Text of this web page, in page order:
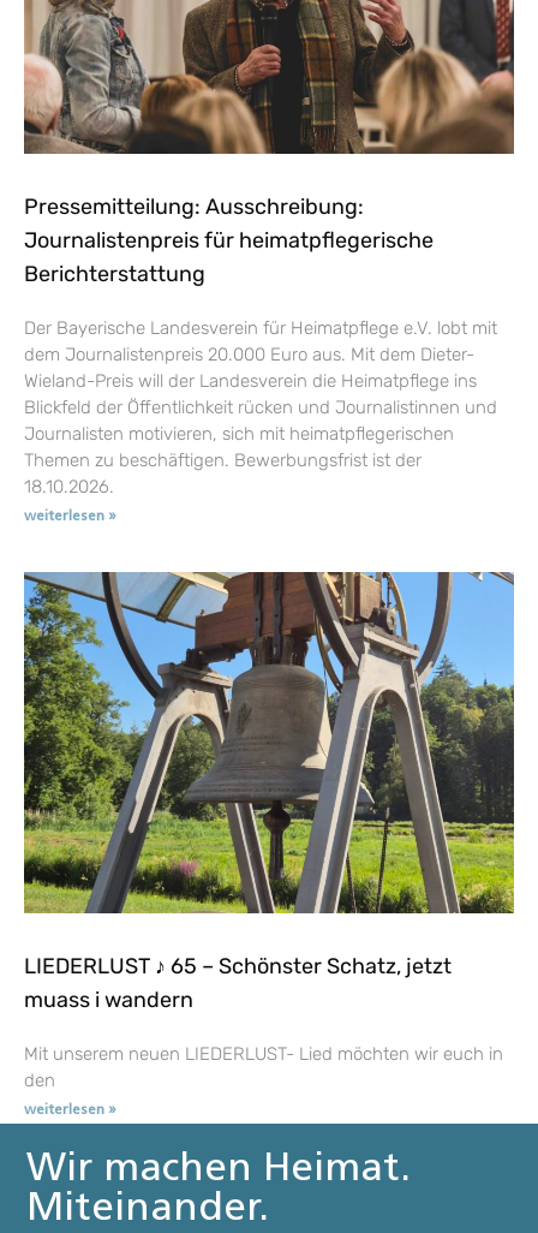
Pressemitteilung: Ausschreibung:
Journalistenpreis für heimatpflegerische
Berichterstattung
Der Bayerische Landesverein für Heimatpflege e.V. lobt mit
dem Journalistenpreis 20.000 Euro aus. Mit dem Dieter-
Wieland-Preis will der Landesverein die Heimatpflege ins
Blickfeld der Öffentlichkeit rücken und Journalistinnen und
Journalisten motivieren, sich mit heimatpflegerischen
Themen zu beschäftigen. Bewerbungsfrist ist der
18.10.2026.
weiterlesen »
LIEDERLUST ♪ 65 – Schönster Schatz, jetzt
muass i wandern
Mit unserem neuen LIEDERLUST- Lied möchten wir euch in
den
weiterlesen »
Wir machen Heimat.
Miteinander.